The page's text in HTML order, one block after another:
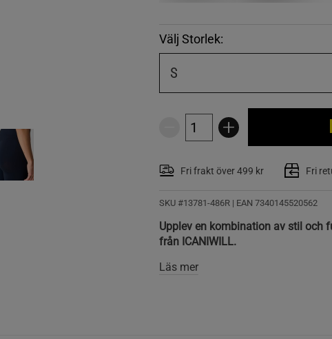
Välj Storlek:
S
Fri frakt över 499 kr Fri
SKU #13781-486R | EAN 7340145520562
Upplev en kombination av stil och
från ICANIWILL.
Läs mer